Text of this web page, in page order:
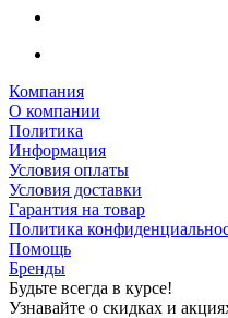
Компания
О компании
Политика
Информация
Условия оплаты
Условия доставки
Гарантия на товар
Политика
Помощь
Бренды
Будьте всегда в курсе!
Узнавайте о скидках и